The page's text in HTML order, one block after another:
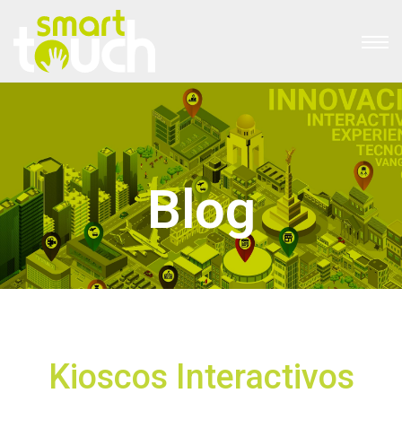
Blog
Kioscos Interactivos